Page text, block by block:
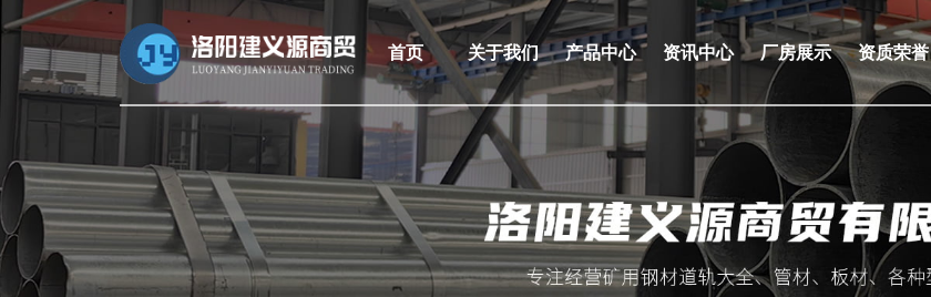
首页 关于我们 产品中心 资讯中心 厂房展示 资质荣誉